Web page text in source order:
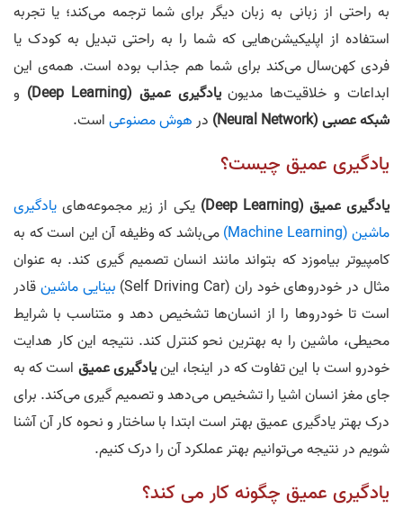
به راحتی از زبانی به زبان دیگر برای شما ترجمه می‌کند؛ یا تجربه
استفاده از اپلیکیشن‌هایی که شما را به راحتی تبدیل به کودک یا
فردی کهن‌سال می‌کند برای شما هم جذاب بوده است. همه‌ی این
ابداعات و خلاقیت‌ها مدیونیادگیری عمیق (Deep Learning)
و
شبکه عصبی (Neural Network)
در هوش مصنوعیاست.
یادگیری عمیق چیست؟
یادگیری عمیق (Deep Learning) یکی از زیر مجموعه‌های یادگیری
ماشین (Machine Learning)
می‌باشد که وظیفه آن این است که به
کامپیوتر بیاموزد که بتواند مانند انسان تصمیم گیری کند. به عنوان
مثال در خودروهای خود ران (Self Driving Car)
بینایی ماشینقادر
است تا خودروها را از انسان‌ها تشخیص دهد و متناسب با شرایط
محیطی، ماشین را به بهترین نحو کنترل کند. نتیجه این کار هدایت
خودرو است با این تفاوت که در اینجا، اینیادگیری عمیق است که به
جای مغز انسان اشیا را تشخیص می‌دهد و تصمیم گیری می‌کند. برای
درک بهتر یادگیری عمیق بهتر است ابتدا با ساختار و نحوه کار آن آشنا
شویم در نتیجه می‌توانیم بهتر عملکرد آن را درک کنیم.
یادگیری عمیق چگونه کار می کند؟